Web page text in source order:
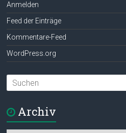
Anmelden
Feed der Einträge
Kommentare-Feed
WordPress.org
Archiv